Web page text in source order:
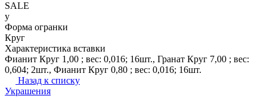
SALE
y
Форма огранки
Круг
Характеристика вставки
Фианит Круг 1,00 ; вес: 0,016; 16шт., Гранат Круг 7,00 ; вес:
0,604; 2шт., Фианит Круг 0,80 ; вес: 0,016; 16шт.
Назад к списку
Украшения